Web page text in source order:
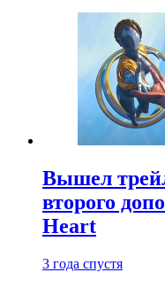
Вышел
второго
Heart
3 года спустя